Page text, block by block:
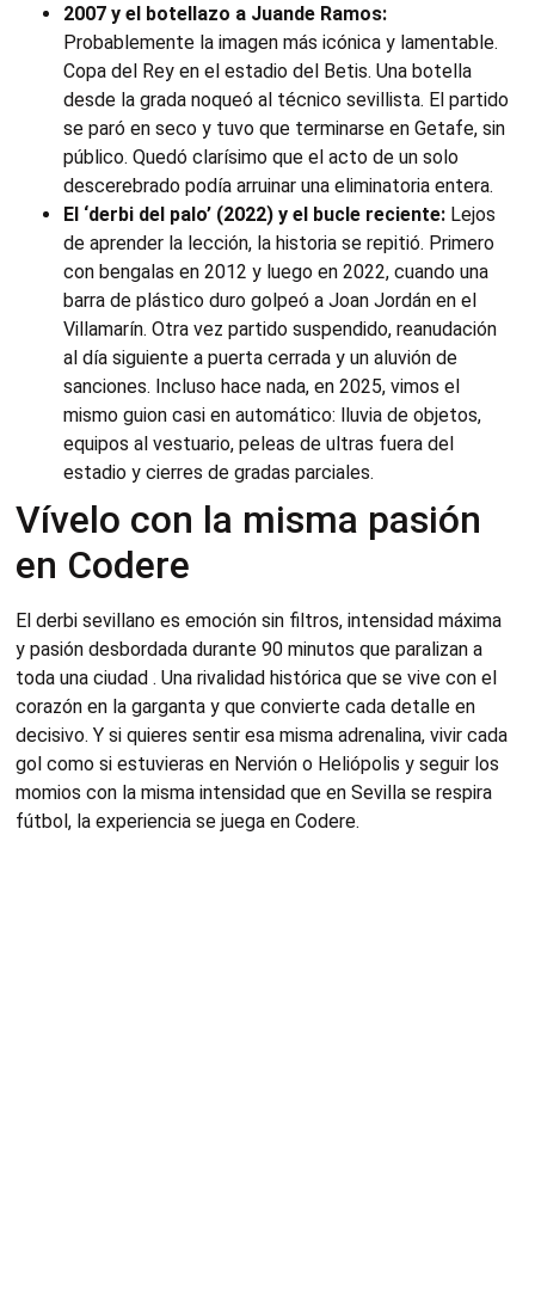
2007 y el botellazo a Juande Ramos:
Probablemente la imagen más icónica y lamentable.
Copa del Rey en el estadio del Betis. Una botella
desde la grada noqueó al técnico sevillista. El partido
se paró en seco y tuvo que terminarse en Getafe, sin
público. Quedó clarísimo que el acto de un solo
descerebrado podía arruinar una eliminatoria entera.
El ‘derbi del palo’ (2022) y el bucle reciente: Lejos
de aprender la lección, la historia se repitió. Primero
con bengalas en 2012 y luego en 2022, cuando una
barra de plástico duro golpeó a Joan Jordán en el
Villamarín. Otra vez partido suspendido, reanudación
al día siguiente a puerta cerrada y un aluvión de
sanciones. Incluso hace nada, en 2025, vimos el
mismo guion casi en automático: lluvia de objetos,
equipos al vestuario, peleas de ultras fuera del
estadio y cierres de gradas parciales.
Vívelo con la misma pasión
en Codere
El derbi sevillano es emoción sin filtros, intensidad máxima
y pasión desbordada durante 90 minutos que paralizan a
toda una ciudad . Una rivalidad histórica que se vive con el
corazón en la garganta y que convierte cada detalle en
decisivo. Y si quieres sentir esa misma adrenalina, vivir cada
gol como si estuvieras en Nervión o Heliópolis y seguir los
momios con la misma intensidad que en Sevilla se respira
fútbol, la experiencia se juega en Codere.